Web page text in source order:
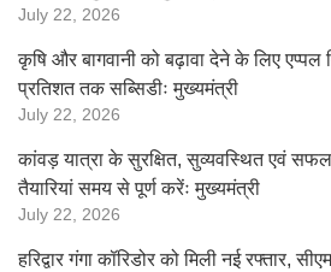
July 22, 2026
कृषि और बागवानी को बढ़ावा देने के लिए
प्रतिशत तक सब्सिडीः मुख्यमंत्री
July 22, 2026
कांवड़ यात्रा के सुरक्षित, सुव्यवस्थित एवं
तैयारियां समय से पूर्ण करेंः मुख्यमंत्री
July 22, 2026
हरिद्वार गंगा कॉरिडोर को मिली नई रफ्तार,